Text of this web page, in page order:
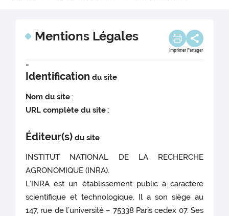
Mentions Légales
Imprimer Partager
-
Identification du site
Nom du site :
URL complète du site :
Éditeur(s) du site
INSTITUT NATIONAL DE LA RECHERCHE
AGRONOMIQUE (INRA).
L’INRA est un établissement public à caractère
scientifique et technologique. Il a son siège au
147, rue de l’université – 75338 Paris cedex 07. Ses